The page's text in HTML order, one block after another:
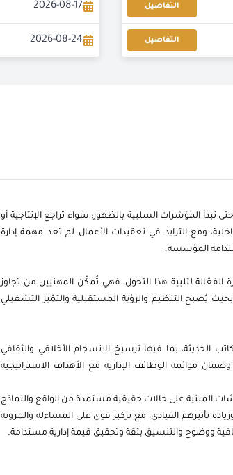
التفاصيل
التفاصيل
2026-08-17
2026-08-24
2026-09-21
2026-09-27
2026-10-05
2026-10-12
تبدأ المؤشرات السلبية بالظهور: سواء تراجع الإنتاجية أو
ومع التزايد في تعقيدات الأعمال لم تعد مهمة إدارة
المؤسسة.
الفعّالة لتلبية هذا التحول، فهي تُمكّن المهنيين من تجاوز
بحيث يُصبح التنظيم والرؤية المستقبلية والتمّيز التشغيلي
بما فيها ترسيخ الانسجام الأخلاقي والثقافي
موائمة الوظائف الإدارية مع الأهداف الاستراتيجية
المبنية على حالات حقيقية مستمدة من الواقع والنماذج
تأثيرهم القيادي، مع تركيز قوي على المساءلة والمرونة
ووضوح والتنسيق بثقة وتحقيق قيمة إدارية مستدامة.